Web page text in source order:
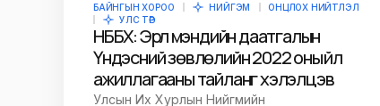
БАЙНГЫН ХОРОО НИЙГЭМ
ОНЦЛОХ НИЙТЛЭЛ
УЛС ТӨР
НББХ: Эрүүл мэндийн даатгалын
Үндэсний зөвлөлийн 2022 оны үйл
ажиллагааны тайланг хэлэлцэв
Улсын Их Хурлын Нийгмийн